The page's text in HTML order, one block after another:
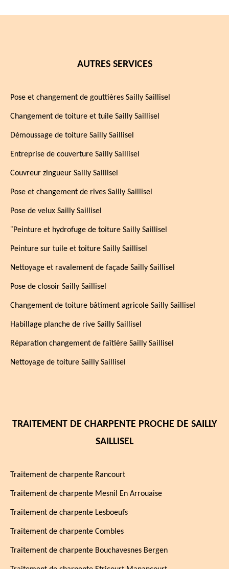
AUTRES SERVICES
Pose et changement de gouttières Sailly Saillisel
Changement de toiture et tuile Sailly Saillisel
Démoussage de toiture Sailly Saillisel
Entreprise de couverture Sailly Saillisel
Couvreur zingueur Sailly Saillisel
Pose et changement de rives Sailly Saillisel
Pose de velux Sailly Saillisel
¨Peinture et hydrofuge de toiture Sailly Saillisel
Peinture sur tuile et toiture Sailly Saillisel
Nettoyage et ravalement de façade Sailly Saillisel
Pose de closoir Sailly Saillisel
Changement de toiture bâtiment agricole Sailly Saillisel
Habillage planche de rive Sailly Saillisel
Réparation changement de faîtière Sailly Saillisel
Nettoyage de toiture Sailly Saillisel
TRAITEMENT DE CHARPENTE PROCHE DE SAILLY
SAILLISEL
Traitement de charpente Rancourt
Traitement de charpente Mesnil En Arrouaise
Traitement de charpente Lesboeufs
Traitement de charpente Combles
Traitement de charpente Bouchavesnes Bergen